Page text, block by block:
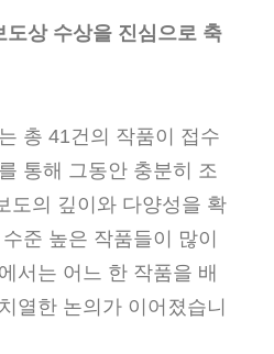
상 수상을 진심으로 축
총 41건의 작품이 접수
통해 그동안 충분히 조
도의 깊이와 다양성을 확
준 높은 작품들이 많이
서는 어느 한 작품을 배
열한 논의가 이어졌습니